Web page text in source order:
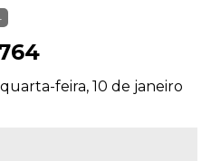
feira, 10 de janeiro